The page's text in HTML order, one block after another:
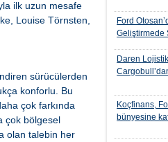
Ford
Geliştirmede
Daren
Koçfinans,
bünyesine
ilk uzun mesafe
Louise Törnsten,
sürücülerden
konforlu. Bu
çok farkında
çok bölgesel
olan talebin her